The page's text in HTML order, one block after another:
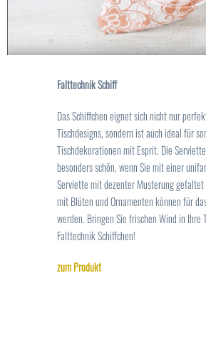
Falttechnik Schiff
Das Schiffchen eignet sich nicht nur
Tischdesigns, sondern ist auch ideal für
Tischdekorationen mit Esprit. Die
besonders schön, wenn Sie mit einer
Serviette mit dezenter Musterung
mit Blüten und Ornamenten können für
werden. Bringen Sie frischen Wind in
Falttechnik Schiffchen!
zum Produkt